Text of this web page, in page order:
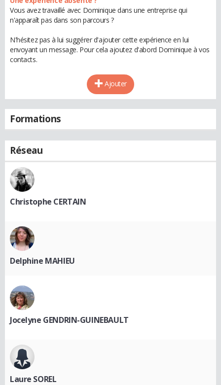
Vous avez travaillé avec Dominique dans une entreprise qui
n'apparaît pas dans son parcours ?
N'hésitez pas à lui suggérer d'ajouter cette expérience en lui
envoyant un message. Pour cela ajoutez d'abord Dominique à vos
contacts.
Ajouter
Formations
Réseau
Christophe CERTAIN
Delphine MAHIEU
Jocelyne GENDRIN-GUINEBAULT
Laure SOREL